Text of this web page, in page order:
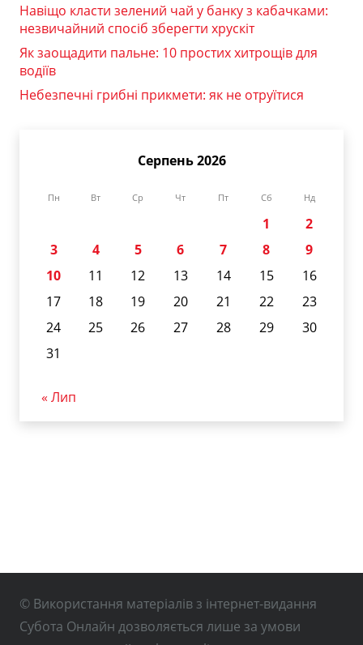
Навіщо класти зелений чай у банку з кабачками:
незвичайний спосіб зберегти хрускіт
Як заощадити пальне: 10 простих хитрощів для
водіїв
Небезпечні грибні прикмети: як не отруїтися
Серпень 2026
Пн Вт Ср Чт Пт Сб Нд
1
2
3
4 5 6 7 8
9
10
11 12 13 14 15
16
17
18 19 20 21 22
23
24
25 26 27 28 29
30
31
« Лип
© Використання матеріалів з інтернет-видання
Субота Онлайн дозволяється лише за умови